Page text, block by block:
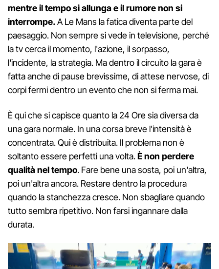
mentre il tempo si allunga e il rumore non si
interrompe.A Le Mans la fatica diventa parte del
paesaggio. Non sempre si vede in televisione, perché
la tv cerca il momento, l'azione, il sorpasso,
l'incidente, la strategia. Ma dentro il circuito la gara è
fatta anche di pause brevissime, di attese nervose, di
corpi fermi dentro un evento che non si ferma mai.
È qui che si capisce quanto la 24 Ore sia diversa da
una gara normale. In una corsa breve l'intensità è
concentrata. Qui è distribuita. Il problema non è
soltanto essere perfetti una volta.È non perdere
qualità nel tempo. Fare bene una sosta, poi un'altra,
poi un'altra ancora. Restare dentro la procedura
quando la stanchezza cresce. Non sbagliare quando
tutto sembra ripetitivo. Non farsi ingannare dalla
durata.